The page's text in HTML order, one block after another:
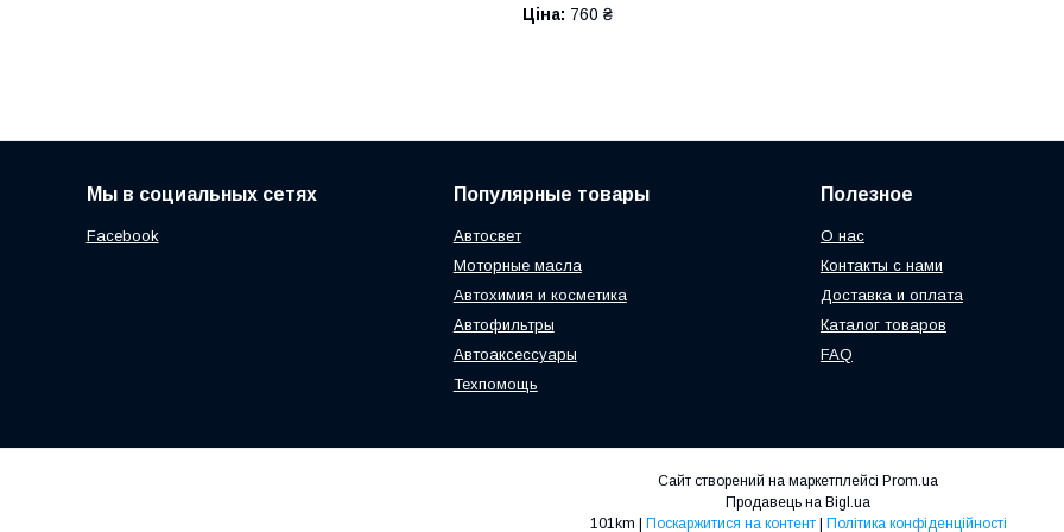
Ціна: 760 ₴
Мы в социальных сетях
Facebook
Популярные товары
Автосвет
Моторные масла
Автохимия и косметика
Автофильтры
Автоаксессуары
Техпомощь
Полезное
О нас
Контакты с нами
Доставка и оплата
Каталог товаров
FAQ
Сайт створений на маркетплейсі Prom.ua
Продавець на Bigl.ua
101km | Поскаржитися на контент | Політика конфіденційності